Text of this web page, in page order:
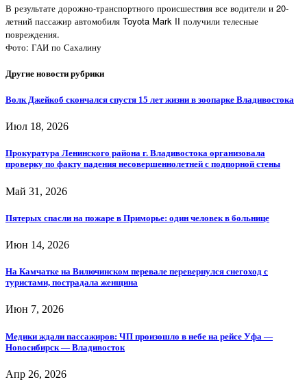
В результате дорожно-транспортного происшествия все водители и 20-
летний пассажир автомобиля Toyota Mark II получили телесные
повреждения.
Фото: ГАИ по Сахалину
Другие новости рубрики
Волк Джейкоб скончался спустя 15 лет жизни в зоопарке Владивостока
Июл 18, 2026
Прокуратура Ленинского района г. Владивостока организовала
проверку по факту падения несовершеннолетней с подпорной стены
Май 31, 2026
Пятерых спасли на пожаре в Приморье: один человек в больнице
Июн 14, 2026
На Камчатке на Вилючинском перевале перевернулся снегоход с
туристами, пострадала женщина
Июн 7, 2026
Медики ждали пассажиров: ЧП произошло в небе на рейсе Уфа —
Новосибирск — Владивосток
Апр 26, 2026